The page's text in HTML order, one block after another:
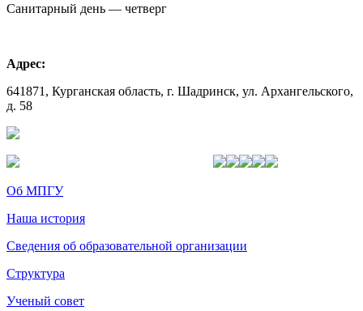
Санитарный день — четверг
Адрес:
641871, Курганская область, г. Шадринск, ул. Архангельского,
д. 58
Об МПГУ
Наша история
Сведения об образовательной организации
Структура
Ученый совет